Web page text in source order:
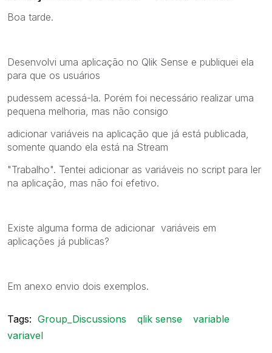
Boa tarde.
Desenvolvi uma aplicação no Qlik Sense e publiquei ela
para que os usuários
pudessem acessá-la. Porém foi necessário realizar uma
pequena melhoria, mas não consigo
adicionar variáveis na aplicação que já está publicada,
somente quando ela está na Stream
"Trabalho". Tentei adicionar as variáveis no script para ler
na aplicação, mas não foi efetivo.
Existe alguma forma de adicionar variáveis em
aplicações já publicas?
Em anexo envio dois exemplos.
Tags: Group_Discussions qlik sense
variable
variavel